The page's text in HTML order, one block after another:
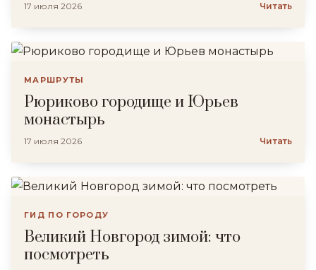
17 июля 2026 Читать
МАРШРУТЫ
Рюриково городище и Юрьев
монастырь
17 июля 2026 Читать
ГИД ПО ГОРОДУ
Великий Новгород зимой: что
посмотреть